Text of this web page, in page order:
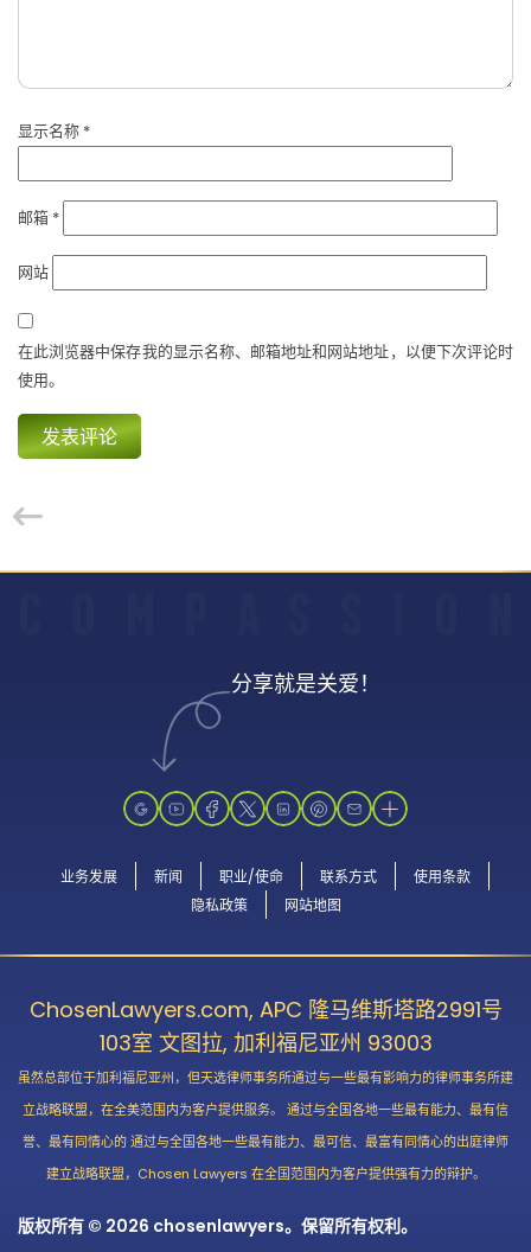
显示名称 *
邮箱 *
网站
在此浏览器中保存我的显示名称、邮箱地址和网站地址，以便下次评论时
使用。
分享就是关爱！
业务发展 新闻 职业/使命 联系方式
使用条款
隐私政策
网站地图
ChosenLawyers.com, APC 隆马维斯塔路2991号
103室 文图拉, 加利福尼亚州 93003
虽然总部位于加利福尼亚州，但天选律师事务所通过与一些最有影响力的律师事务所建
立战略联盟，在全美范围内为客户提供服务。 通过与全国各地一些最有能力、最有信
誉、最有同情心的 通过与全国各地一些最有能力、最可信、最富有同情心的出庭律师
建立战略联盟，Chosen Lawyers 在全国范围内为客户提供强有力的辩护。
版权所有 © 2026 chosenlawyers。保留所有权利。